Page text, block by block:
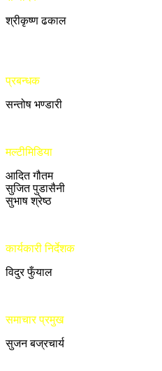
श्रीकृष्ण ढकाल
प्रबन्धक
सन्तोष भण्डारी
मल्टीमिडिया
आदित गौतम
सुजित पुडासैनी
सुभाष श्रेष्ठ
कार्यकारी निर्देशक
विदुर फुँयाल
समाचार प्रमुख
सुजन बज्रचार्य